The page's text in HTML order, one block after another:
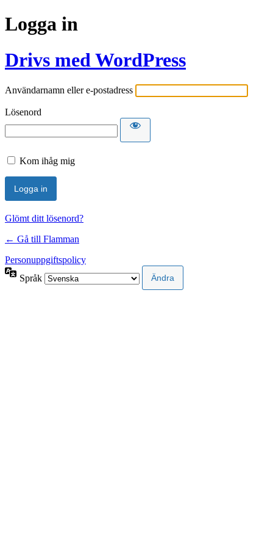
Logga in
Drivs med WordPress
Användarnamn eller e-postadress
Lösenord
Kom ihåg mig
Glömt ditt lösenord?
← Gå till Flamman
Personuppgiftspolicy
Språk